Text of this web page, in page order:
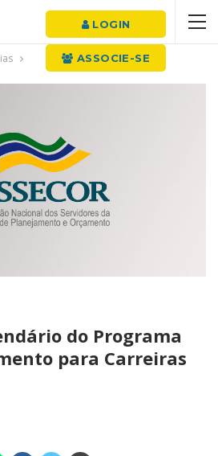
LOGIN
ASSOCIE-SE
do Programa
para Carreiras